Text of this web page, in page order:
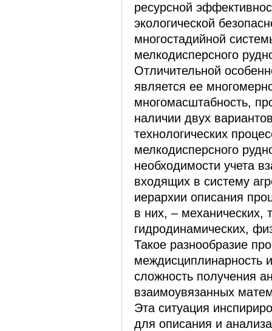
ресурсной
экологической
многостадийной
мелкодисперсного
Отличительной
является ее
многомасштабность,
наличии двух
технологических
мелкодисперсного
необходимости учета
входящих в систему
иерархии описания
в них, – механических,
гидродинамических,
Такое разнообразие
междисциплинарность
сложность получения
взаимоувязанных
Эта ситуация
для описания и